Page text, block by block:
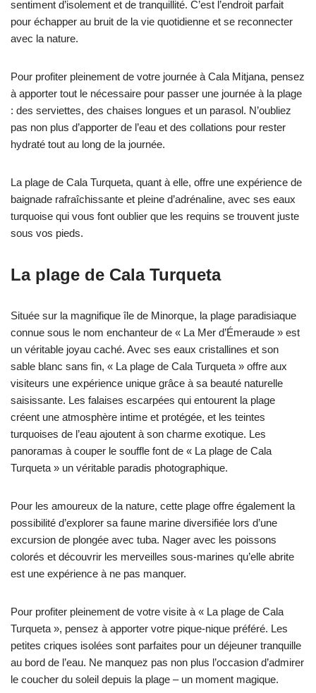
sentiment d’isolement et de tranquillité. C’est l’endroit parfait
pour échapper au bruit de la vie quotidienne et se reconnecter
avec la nature.
Pour profiter pleinement de votre journée à Cala Mitjana, pensez
à apporter tout le nécessaire pour passer une journée à la plage
: des serviettes, des chaises longues et un parasol. N’oubliez
pas non plus d’apporter de l’eau et des collations pour rester
hydraté tout au long de la journée.
La plage de Cala Turqueta, quant à elle, offre une expérience de
baignade rafraîchissante et pleine d’adrénaline, avec ses eaux
turquoise qui vous font oublier que les requins se trouvent juste
sous vos pieds.
La plage de Cala Turqueta
Située sur la magnifique île de Minorque, la plage paradisiaque
connue sous le nom enchanteur de « La Mer d’Émeraude » est
un véritable joyau caché. Avec ses eaux cristallines et son
sable blanc sans fin, « La plage de Cala Turqueta » offre aux
visiteurs une expérience unique grâce à sa beauté naturelle
saisissante. Les falaises escarpées qui entourent la plage
créent une atmosphère intime et protégée, et les teintes
turquoises de l’eau ajoutent à son charme exotique. Les
panoramas à couper le souffle font de « La plage de Cala
Turqueta » un véritable paradis photographique.
Pour les amoureux de la nature, cette plage offre également la
possibilité d’explorer sa faune marine diversifiée lors d’une
excursion de plongée avec tuba. Nager avec les poissons
colorés et découvrir les merveilles sous-marines qu’elle abrite
est une expérience à ne pas manquer.
Pour profiter pleinement de votre visite à « La plage de Cala
Turqueta », pensez à apporter votre pique-nique préféré. Les
petites criques isolées sont parfaites pour un déjeuner tranquille
au bord de l’eau. Ne manquez pas non plus l’occasion d’admirer
le coucher du soleil depuis la plage – un moment magique.